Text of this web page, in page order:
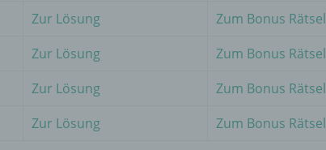
Zur Lösung
Zum Bonus Rätsel
Zur Lösung
Zum Bonus Rätsel
Zur Lösung
Zum Bonus Rätsel
Zur Lösung Zum Bonus Rätsel
um Aspekte bezüglich Arbeitsleistung,
oder Ortswechsel dieser